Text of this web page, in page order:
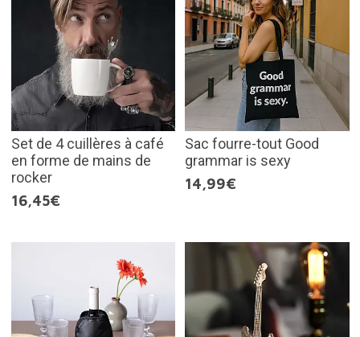
Set de 4 cuillères à café
en forme de mains de
rocker
16,45€
Sac fourre-tout Good
grammar is sexy
14,99€